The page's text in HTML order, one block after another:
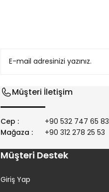
Müşteri İletişim
Cep :
+90 532 747 65 83
Mağaza :
+90 312 278 25 53
Müşteri Destek
Giriş Yap